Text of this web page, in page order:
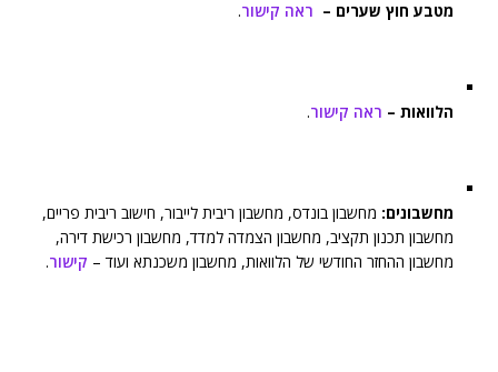
מטבע חוץ שערים – ראה קישור.
הלוואות – ראה קישור.
מחשבונים: מחשבון בונדס, מחשבון ריבית לייבור, חישוב ריבית פריים,
מחשבון תכנון תקציב, מחשבון הצמדה למדד, מחשבון רכישת דירה,
מחשבון ההחזר החודשי של הלוואות, מחשבון משכנתא ועוד – קישור.